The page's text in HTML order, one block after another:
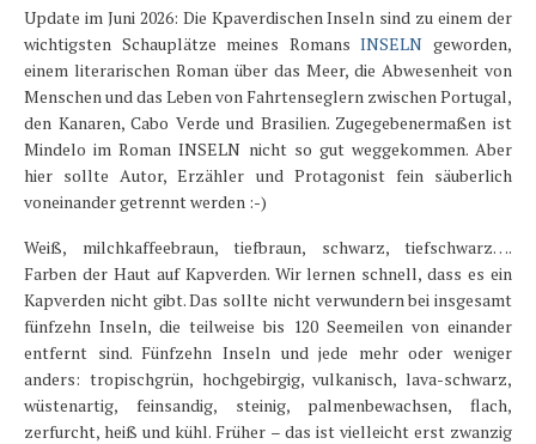
Karte und Wind
Länder und Inseln
Mittelmeer 2010-2013
Bordbibliothek
Abonnieren
Yachtüberführung weltweit
Update im Juni 2026: Die Kpaverdischen Inseln sind zu einem der
wichtigsten Schauplätze meines RomansINSELN geworden,
einem literarischen Roman über das Meer, die Abwesenheit von
Menschen und das Leben von Fahrtenseglern zwischen Portugal,
den Kanaren, Cabo Verde und Brasilien. Zugegebenermaßen ist
Mindelo im Roman INSELN nicht so gut weggekommen. Aber
hier sollte Autor, Erzähler und Protagonist fein säuberlich
voneinander getrennt werden :-)
Weiß, milchkaffeebraun, tiefbraun, schwarz, tiefschwarz….
Farben der Haut auf Kapverden. Wir lernen schnell, dass es ein
Kapverden nicht gibt. Das sollte nicht verwundern bei insgesamt
fünfzehn Inseln, die teilweise bis 120 Seemeilen von einander
entfernt sind. Fünfzehn Inseln und jede mehr oder weniger
anders: tropischgrün, hochgebirgig, vulkanisch, lava-schwarz,
wüstenartig, feinsandig, steinig, palmenbewachsen, flach,
zerfurcht, heiß und kühl. Früher – das ist vielleicht erst zwanzig